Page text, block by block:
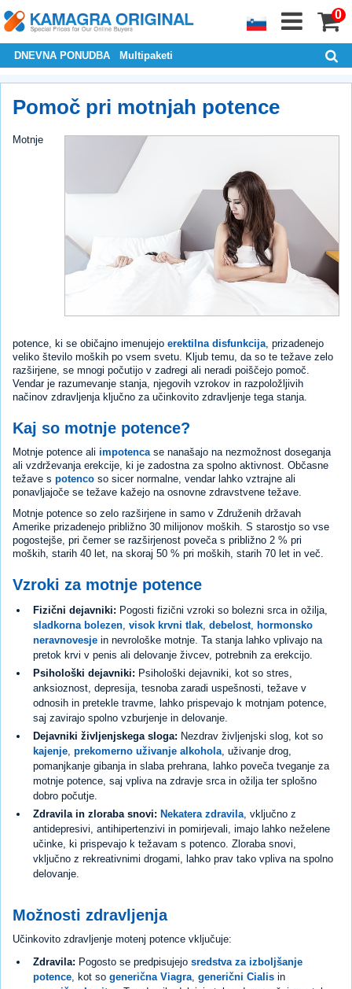
0
DNEVNA PONUDBA Multipaketi
Pomoč pri motnjah potence
Motnje
potence, ki se običajno imenujejo erektilna disfunkcija , prizadenejo
veliko število moških po vsem svetu. Kljub temu, da so te težave zelo
razširjene, se mnogi počutijo v zadregi ali neradi poiščejo pomoč.
Vendar je razumevanje stanja, njegovih vzrokov in razpoložljivih
načinov zdravljenja ključno za učinkovito zdravljenje tega stanja.
Kaj so motnje potence?
Motnje potence ali impotenca se nanašajo na nezmožnost doseganja
ali vzdrževanja erekcije, ki je zadostna za spolno aktivnost. Občasne
težave s potenco so sicer normalne, vendar lahko vztrajne ali
ponavljajoče se težave kažejo na osnovne zdravstvene težave.
Motnje potence so zelo razširjene in samo v Združenih državah
Amerike prizadenejo približno 30 milijonov moških. S starostjo so vse
pogostejše, pri čemer se razširjenost poveča s približno 2 % pri
moških, starih 40 let, na skoraj 50 % pri moških, starih 70 let in več.
Vzroki za motnje potence
Fizični dejavniki: Pogosti fizični vzroki so bolezni srca in ožilja,
sladkorna bolezen, visok krvni tlak, debelost, hormonsko
neravnovesje in nevrološke motnje. Ta stanja lahko vplivajo na
pretok krvi v penis ali delovanje živcev, potrebnih za erekcijo.
Psihološki dejavniki: Psihološki dejavniki, kot so stres,
anksioznost, depresija, tesnoba zaradi uspešnosti, težave v
odnosih in pretekle travme, lahko prispevajo k motnjam potence,
saj zavirajo spolno vzburjenje in delovanje.
Dejavniki življenjskega sloga: Nezdrav življenjski slog, kot so
kajenje, prekomerno uživanje alkohola, uživanje drog,
pomanjkanje gibanja in slaba prehrana, lahko poveča tveganje za
motnje potence, saj vpliva na zdravje srca in ožilja ter splošno
dobro počutje.
Zdravila in zloraba snovi: Nekatera zdravila, vključno z
antidepresivi, antihipertenzivi in pomirjevali, imajo lahko neželene
učinke, ki prispevajo k težavam s potenco. Zloraba snovi,
vključno z rekreativnimi drogami, lahko prav tako vpliva na spolno
delovanje.
Možnosti zdravljenja
Učinkovito zdravljenje motenj potence vključuje:
Zdravila: Pogosto se predpisujejo sredstva za izboljšanje
potence, kot so generična Viagra, generični Cialis in